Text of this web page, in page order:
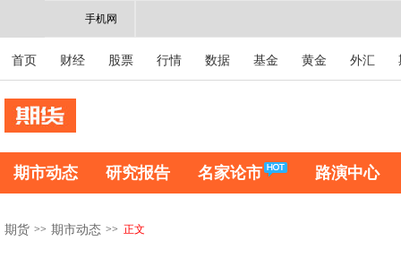
手机网
首页 财经 股票 行情 数据 基金 黄金 外汇
期市动态 研究报告 名家论市 路演中心
期货 >> 期市动态 >> 正文